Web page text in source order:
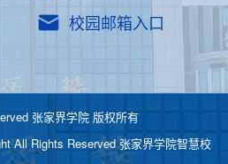
校园邮箱入口
张家界学院 版权所有
All Rights Reserved 张家界学院智慧校